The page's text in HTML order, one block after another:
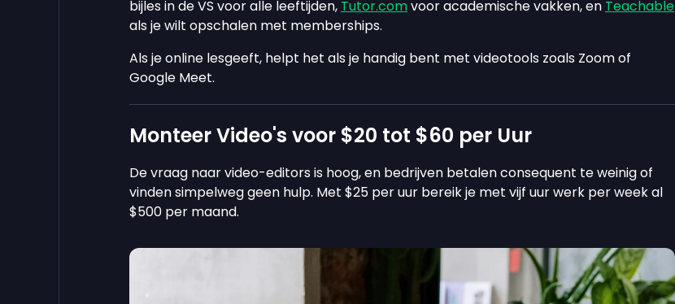
bijles in de VS voor alle leeftijden, Tutor.comvoor academische vakken, en Teachable
als je wilt opschalen met memberships.
Als je online lesgeeft, helpt het als je handig bent met videotools zoals Zoom of
Google Meet.
Monteer Video's voor $20 tot $60 per Uur
De vraag naar video-editors is hoog, en bedrijven betalen consequent te weinig of
vinden simpelweg geen hulp. Met $25 per uur bereik je met vijf uur werk per week al
$500 per maand.